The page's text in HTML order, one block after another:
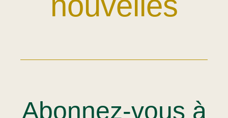
Abonnez-vous à